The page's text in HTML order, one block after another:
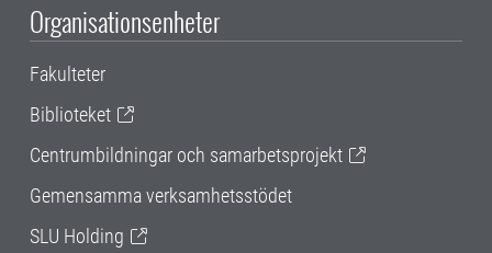
Organisationsenheter
Fakulteter
Biblioteket
Centrumbildningar och samarbetsprojekt
Gemensamma verksamhetsstödet
SLU Holding